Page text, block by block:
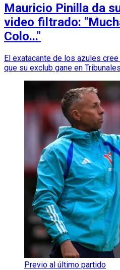
Mauricio Pinilla da
video filtrado:
Colo..."
El exatacante de los azules
que su exclub gane en Tribunales
Previo al último partido